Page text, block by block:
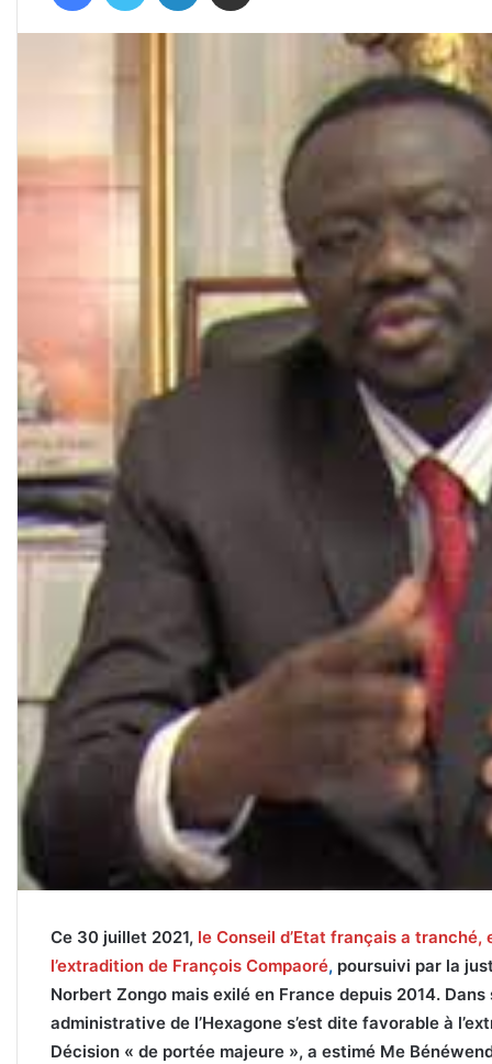
Ce 30 juillet 2021, le Conseil d’Etat français a
l’extradition de François Compaoré, poursuivi par la
Norbert Zongo mais exilé en France depuis 2014.
administrative de l’Hexagone s’est dite favorable à
Décision « de portée majeure », a estimé Me